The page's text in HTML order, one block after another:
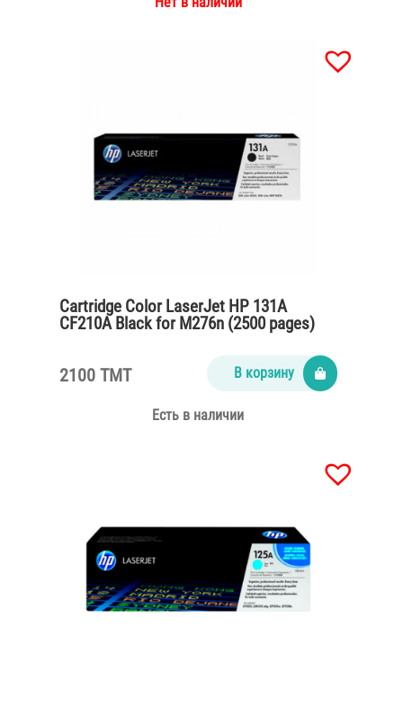
Cartridge Color LaserJet HP 131A
CF210A Black for M276n (2500 pages)
2100 TMT В корзину
Есть в наличии